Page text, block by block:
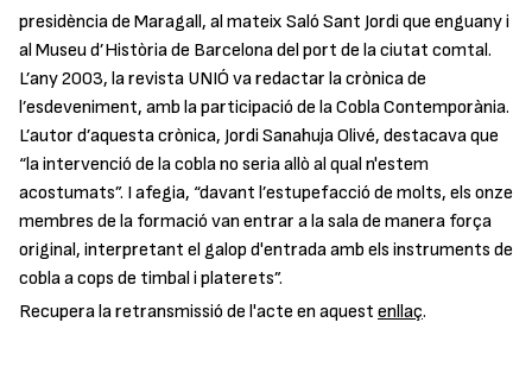
presidència de Maragall, al mateix Saló Sant Jordi que enguany i
al Museu d’Història de Barcelona del port de la ciutat comtal.
L’any 2003, la revista UNIÓ va redactar la crònica de
l’esdeveniment, amb la participació de la Cobla Contemporània.
L’autor d’aquesta crònica, Jordi Sanahuja Olivé, destacava que
“la intervenció de la cobla no seria allò al qual n'estem
acostumats”. I afegia, “davant l’estupefacció de molts, els onze
membres de la formació van entrar a la sala de manera força
original, interpretant el galop d'entrada amb els instruments de
cobla a cops de timbal i platerets”.
Recupera la retransmissió de l'acte en aquest enllaç.